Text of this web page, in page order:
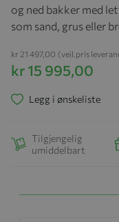
og ned bakker med
som sand, grus eller
kr 15 995,00
(veil.pris
kr 21 497,00
Legg i ønskeliste
Tilgjengelig
umiddelbart